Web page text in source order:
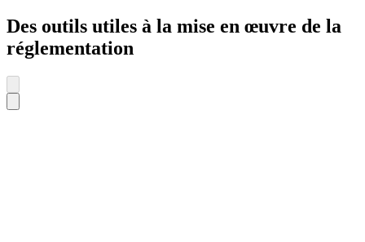
Des outils utiles à la mise en œuvre de la
réglementation